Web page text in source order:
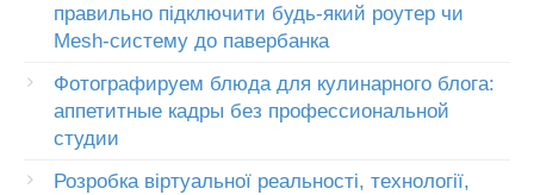
правильно підключити будь-який роутер чи
Mesh-систему до павербанка
Фотографируем блюда для кулинарного блога:
аппетитные кадры без профессиональной
студии
Розробка віртуальної реальності, технології,